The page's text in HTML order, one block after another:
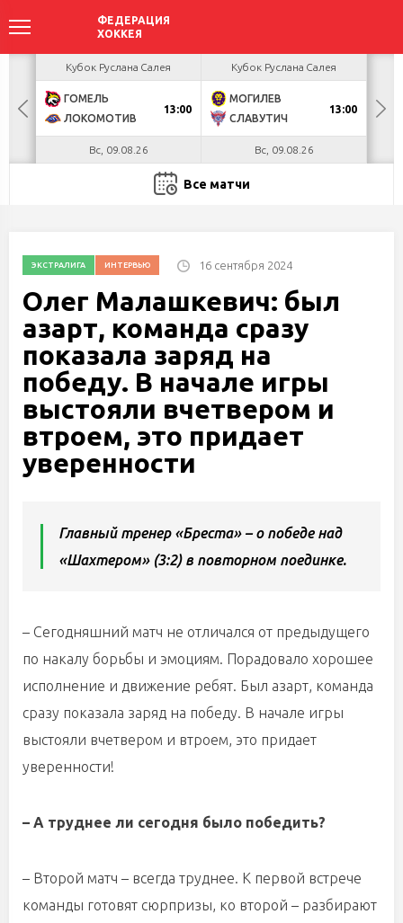
БУЛ
Кубок Руслана Салея
ГОМЕЛЬ
ЛОКОМОТИВ
13:00
Вс, 09.08.26
Кубок Руслана Салея
МОГИЛЕВ
СЛАВУТИЧ
13:00
Вс, 09.08.26
Все матчи
ЭКСТРАЛИГА ИНТЕРВЬЮ 16 сентября 2024
Олег Малашкевич: был
азарт, команда сразу
показала заряд на
победу. В начале игры
выстояли вчетвером и
втроем, это придает
уверенности
Главный тренер «Бреста» – о победе над
«Шахтером» (3:2) в повторном поединке.
– Сегодняшний матч не отличался от предыдущего
по накалу борьбы и эмоциям. Порадовало хорошее
исполнение и движение ребят. Был азарт, команда
сразу показала заряд на победу. В начале игры
выстояли вчетвером и втроем, это придает
уверенности!
– А труднее ли сегодня было победить?
– Второй матч – всегда труднее. К первой встрече
команды готовят сюрпризы, ко второй – разбирают